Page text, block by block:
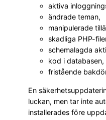
aktiva
ändrade teman,
manipulerade
skadliga PHP-
schemalagda
kod i databasen,
fristående
En
luckan, men tar inte
installerades före